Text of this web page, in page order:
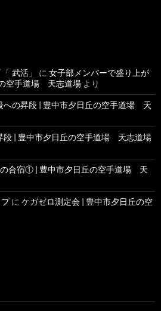
武活」 に 女子部メンバーで盛り上が
空手道場 天志道場 より
への昇段 | 豊中市夕日丘の空手道場 天
段 | 豊中市夕日丘の空手道場 天志道場
合宿① | 豊中市夕日丘の空手道場 天
に ケガゼロ測定会 | 豊中市夕日丘の空